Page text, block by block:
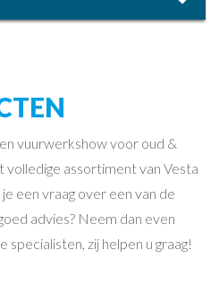
vuurwerkshow voor oud &
volledige assortiment van Vesta
een vraag over een van de
advies? Neem dan even
zij helpen u graag!